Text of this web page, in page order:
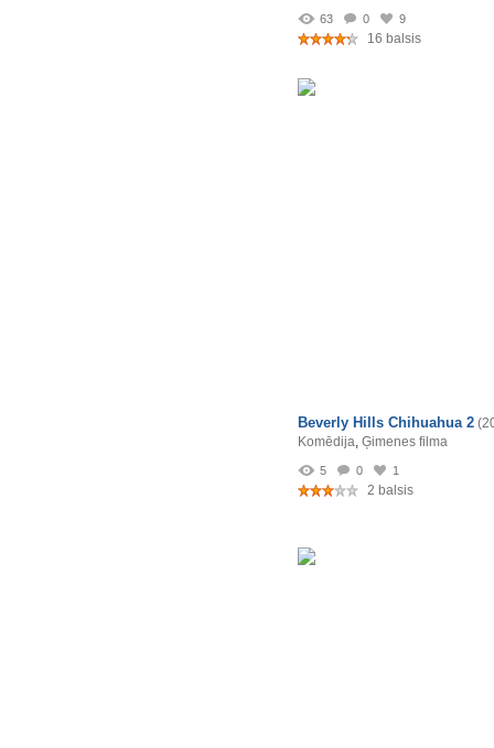
63 0 9
16 balsis
Beverly Hills Chihuahua 2
Komēdija, Ģimenes filma
5 0 1
2 balsis